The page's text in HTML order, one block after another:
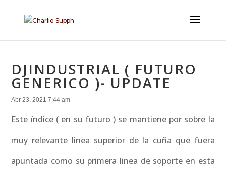
DJINDUSTRIAL ( FUTURO
GENERICO )- UPDATE
Abr 23, 2021 7:44 am
Este índice ( en su futuro ) se mantiene por sobre la
muy relevante linea superior de la cuña que fuera
apuntada como su primera linea de soporte en esta